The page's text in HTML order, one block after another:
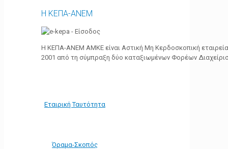
Η ΚΕΠΑ-ΑΝΕΜ
Η ΚΕΠΑ-ΑΝΕΜ ΑΜΚΕ είναι Αστική Μη Κερδοσκοπική
2001 από τη σύμπραξη δύο καταξιωμένων Φορέων
Εταιρική Ταυτότητα
Όραμα-Σκοπός